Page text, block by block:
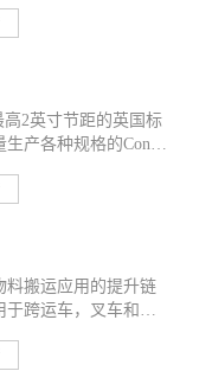
高2英寸节距的英国标
生产各种规格的Contin
料搬运应用的提升链
于跨运车，叉车和主